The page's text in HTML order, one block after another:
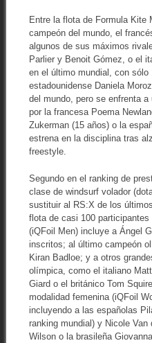
Entre la flota de Formula Kite
campeón del mundo, el
algunos de sus máximos
Parlier y Benoit Gómez, o el
en el último mundial, con
estadounidense Daniela
del mundo, pero se enfrenta
por la francesa Poema
Zukerman (15 años) o la
estrena en la disciplina tras
freestyle.
Segundo en el ranking de
clase de windsurf volador
sustituir al RS:X de los
flota de casi 100
(iQFoil Men) incluye a Ángel
inscritos; al último campeón
Kiran Badloe; y a otros
olímpica, como el italiano
Giard o el británico Tom
modalidad femenina (iQFoil
incluyendo a las españolas
ranking mundial) y Nicole
Wilson o la brasileña